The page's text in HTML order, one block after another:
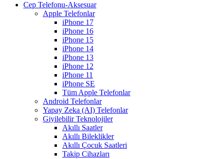
Cep Telefonu-Aksesuar
Apple Telefonlar
iPhone 17
iPhone 16
iPhone 15
iPhone 14
iPhone 13
iPhone 12
iPhone 11
iPhone SE
Tüm Apple Telefonlar
Android Telefonlar
Yapay Zeka (AI) Telefonlar
Giyilebilir Teknolojiler
Akıllı Saatler
Akıllı Bileklikler
Akıllı Çocuk Saatleri
Takip Cihazları